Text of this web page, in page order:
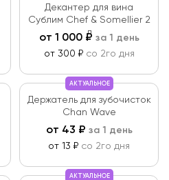
Декантер для вина
Сублим Chef & Somellier 2
л
от 1 000₽ за 1 день
от 300 ₽ со 2го дня
АКТУАЛЬНОЕ
Держатель для зубочисток
Chan Wave
от 43 ₽ за 1 день
от 13 ₽ со 2го дня
АКТУАЛЬНОЕ